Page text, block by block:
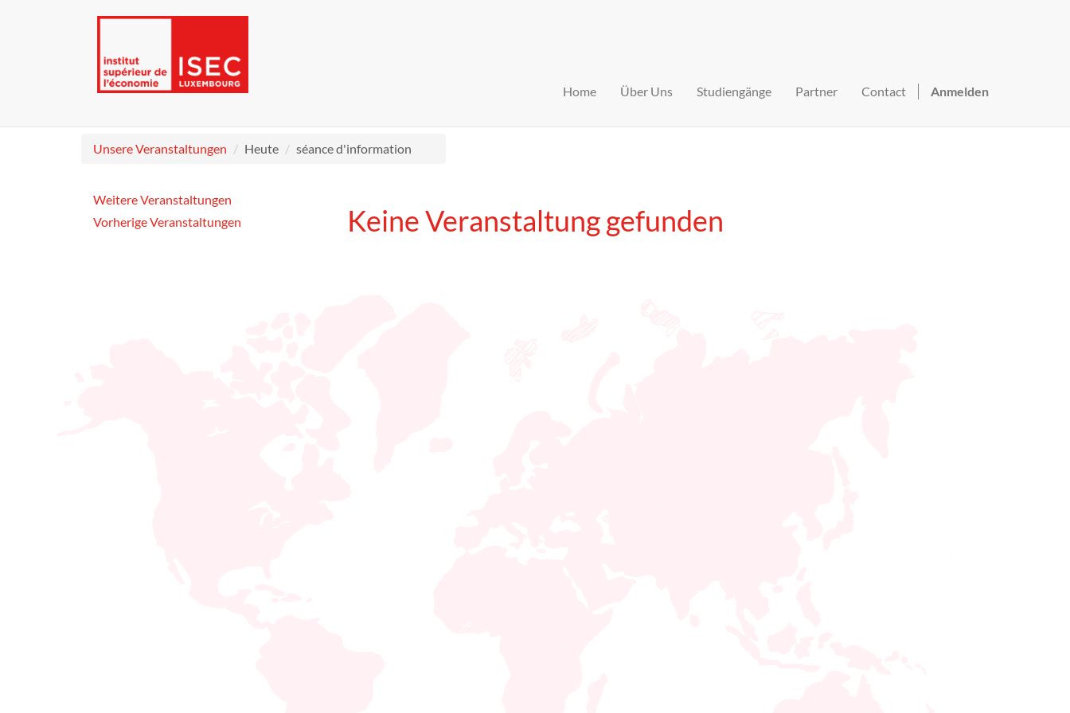
Home Über Uns Studiengänge Partner Contact Anmelden
Unsere Veranstaltungen Heute séance d'information
Weitere Veranstaltungen
Vorherige Veranstaltungen
Keine Veranstaltung gefunden